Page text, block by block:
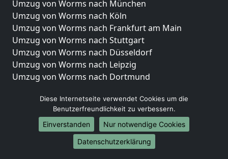
Umzug von Worms nach München
Umzug von Worms nach Köln
Umzug von Worms nach Frankfurt am Main
Umzug von Worms nach Stuttgart
Umzug von Worms nach Düsseldorf
Umzug von Worms nach Leipzig
Umzug von Worms nach Dortmund
Umzug von Worms nach Bremen
Umzug von Worms nach Dresden
Umzug von Worms nach Hannover
Umzug von Worms nach Nürnberg
Umzug von Worms nach Duisburg
Diese Internetseite verwendet Cookies um die
Benutzerfreundlichkeit zu verbessern.
Einverstanden
Nur notwendige Cookies
Datenschutzerklärung